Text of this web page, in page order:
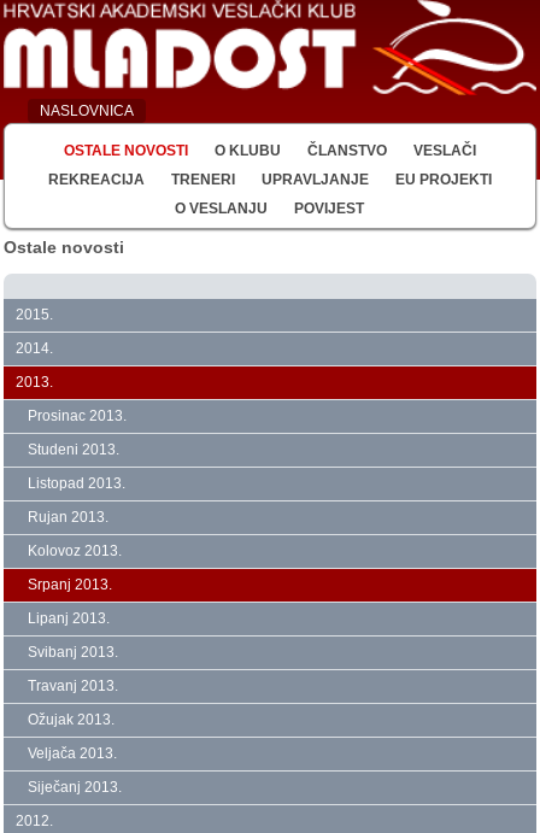
NASLOVNICA
OSTALE NOVOSTI O KLUBU ČLANSTVO
VESLAČI
REKREACIJA
TRENERI UPRAVLJANJE
EU PROJEKTI
O VESLANJU
POVIJEST
Ostale novosti
2015.
2014.
2013.
Prosinac 2013.
Studeni 2013.
Listopad 2013.
Rujan 2013.
Kolovoz 2013.
Srpanj 2013.
Lipanj 2013.
Svibanj 2013.
Travanj 2013.
Ožujak 2013.
Veljača 2013.
Siječanj 2013.
2012.